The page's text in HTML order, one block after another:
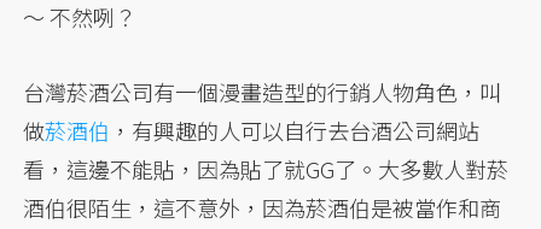
～ 不然咧？
台灣菸酒公司有一個漫畫造型的行銷人物角色，叫
做菸酒伯 ，有興趣的人可以自行去台酒公司網站
看，這邊不能貼，因為貼了就GG了。大多數人對菸
酒伯很陌生，這不意外，因為菸酒伯是被當作和商